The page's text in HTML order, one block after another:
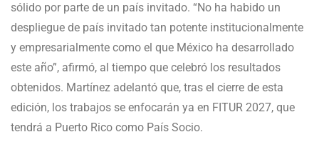
sólido por parte de un país invitado. “No ha habido un
despliegue de país invitado tan potente institucionalmente
y empresarialmente como el que México ha desarrollado
este año”, afirmó, al tiempo que celebró los resultados
obtenidos. Martínez adelantó que, tras el cierre de esta
edición, los trabajos se enfocarán ya en FITUR 2027, que
tendrá a Puerto Rico como País Socio.